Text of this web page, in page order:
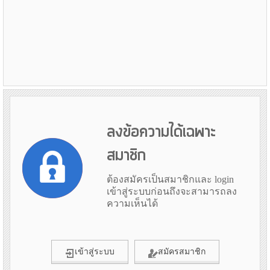
ลงข้อความได้เฉพาะ
สมาชิก
ต้องสมัครเป็นสมาชิกและ login
เข้าสู่ระบบก่อนถึงจะสามารถลง
ความเห็นได้
เข้าสู่ระบบ สมัครสมาชิก